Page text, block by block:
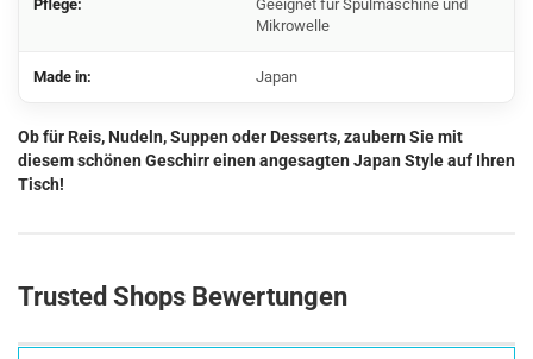
Pflege:
Geeignet für Spülmaschine und
Mikrowelle
Made in: Japan
Ob für Reis, Nudeln, Suppen oder Desserts, zaubern Sie mit
diesem schönen Geschirr einen angesagten Japan Style auf Ihren
Tisch!
Trusted Shops Bewertungen